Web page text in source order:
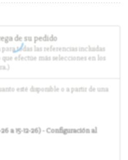
de su pedido
todas las referencias incluidas
que efectúe más selecciones en los
esté disponible o a partir de una
a 15-12-26) - Configuración al